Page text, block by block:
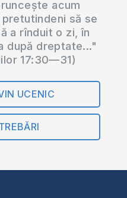
acum
să se
a rînduit o zi, în
după dreptate..."
17:30—31)
UCENIC